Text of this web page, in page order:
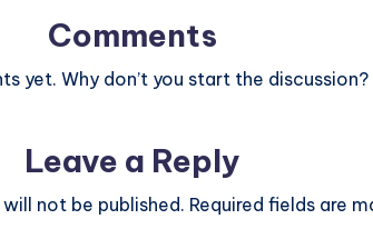
Comments
yet. Why don’t you start the discussion?
Leave a Reply
not be published. Required fields are